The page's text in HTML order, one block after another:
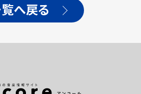
へ戻る